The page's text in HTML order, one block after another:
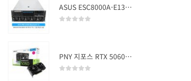
ASUS ESC8000A-E13 (RTX PRO 5000 Blackwell x2)
PNY 지포스 RTX 5060 OC D7 8GB Dual Fan